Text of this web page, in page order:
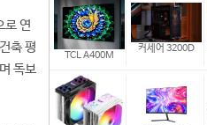
로 연
축 평
독보
TCL A400M
커세어 3200D